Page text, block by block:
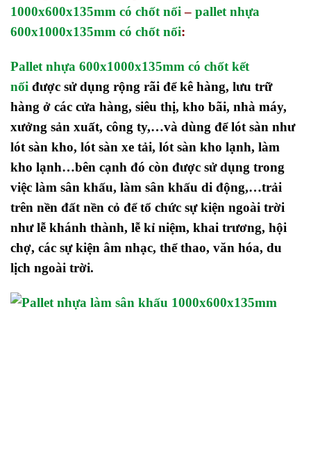
1000x600x135mm có chốt nối– pallet nhựa
600x1000x135mm có chốt nối:
Pallet nhựa 600x1000x135mm có chốt kết
nối được sử dụng rộng rãi để kê hàng, lưu trữ
hàng ở các cửa hàng, siêu thị, kho bãi, nhà máy,
xưởng sản xuất, công ty,…và dùng để lót sàn như
lót sàn kho, lót sàn xe tải, lót sàn kho lạnh, làm
kho lạnh…bên cạnh đó còn được sử dụng trong
việc làm sân khấu, làm sân khấu di động,…trải
trên nền đất nền cỏ để tổ chức sự kiện ngoài trời
như lễ khánh thành, lễ kỉ niệm, khai trương, hội
chợ, các sự kiện âm nhạc, thể thao, văn hóa, du
lịch ngoài trời.